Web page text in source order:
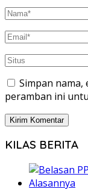
Simpan nama,
peramban ini
KILAS BERITA